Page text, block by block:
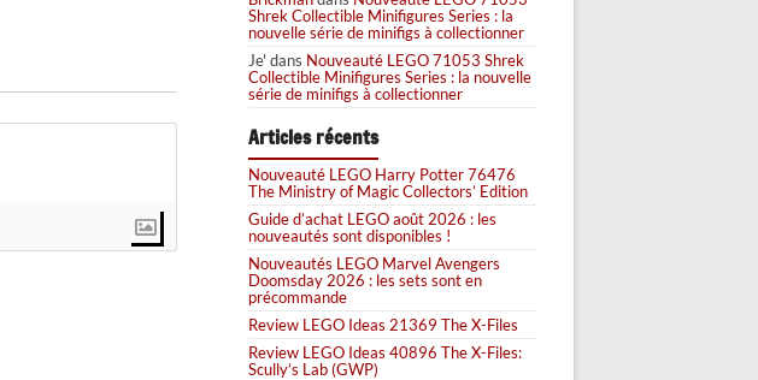
Shrek Collectible Minifigures Series : la
nouvelle série de minifigs à collectionner
Je' dans Nouveauté LEGO 71053 Shrek
Collectible Minifigures Series : la nouvelle
série de minifigs à collectionner
Articles récents
Nouveauté LEGO Harry Potter 76476
The Ministry of Magic Collectors’ Edition
Guide d’achat LEGO août 2026 : les
nouveautés sont disponibles !
Nouveautés LEGO Marvel Avengers
Doomsday 2026 : les sets sont en
précommande
Review LEGO Ideas 21369 The X-Files
Review LEGO Ideas 40896 The X-Files:
Scully’s Lab (GWP)